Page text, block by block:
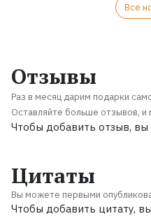
Все
Отзывы
Раз в месяц дарим подарки
Оставляйте больше отзывов, и
Чтобы добавить отзыв,
Цитаты
Вы можете первыми
Чтобы добавить цитату,